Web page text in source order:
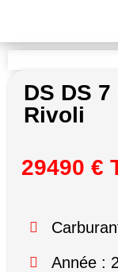
DS DS
Rivoli
29490 €
Année :